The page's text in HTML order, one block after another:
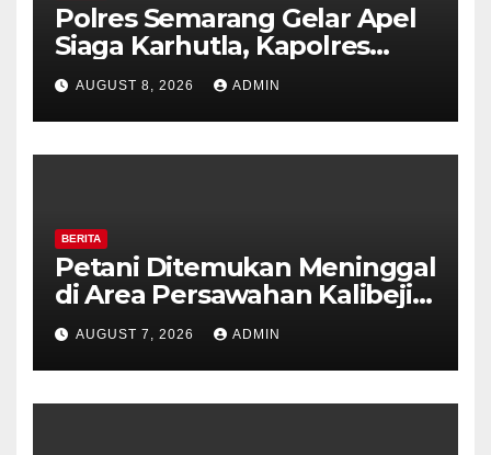
Polres Semarang Gelar Apel
Siaga Karhutla, Kapolres
Tekankan Sinergi dan
Kesiapsiagaan Hadapi Musim
Kemarau.
AUGUST 8, 2026 ADMIN
BERITA
Petani Ditemukan Meninggal
di Area Persawahan Kalibeji,
Polisi Pastikan Tidak Ada
Tanda Kekerasan
AUGUST 7, 2026 ADMIN